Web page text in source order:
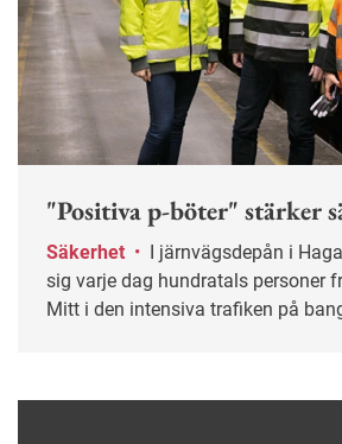
"Positiva p-böter" stärker
Säkerhet •
sig varje dag hundratals personer
Mitt i den intensiva trafiken på